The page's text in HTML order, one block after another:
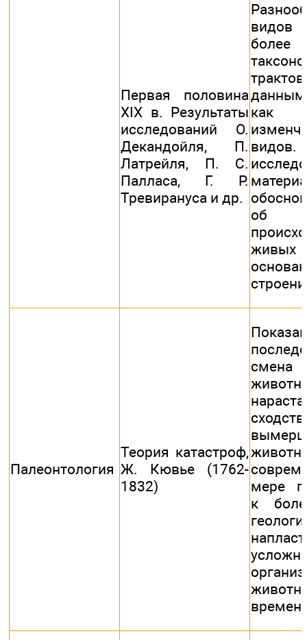
Первая половина
XIX в. Результаты
исследований О.
Декандойля, П.
Латрейля, П. С.
Палласа, Г. Р.
Тревирануса и др.
видов
как
видов.
об
живых
Палеонтология
Теория катастроф,
Ж. Кювье (1762-
1832)
мере
к